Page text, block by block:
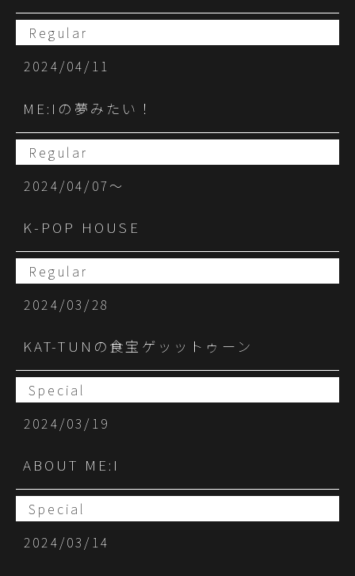
Regular
2024/04/11
ME:Iの夢みたい！
Regular
2024/04/07〜
K-POP HOUSE
Regular
2024/03/28
KAT-TUNの食宝ゲッットゥーン
Special
2024/03/19
ABOUT ME:I
Special
2024/03/14